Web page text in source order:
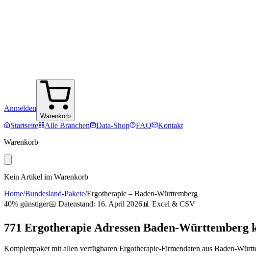
Anmelden
Warenkorb
Startseite Alle Branchen Data-Shop FAQ
Kontakt
Warenkorb
Kein Artikel im Warenkorb
Home/Bundesland-Pakete/Ergotherapie – Baden-Württemberg
40% günstiger📅 Datenstand: 16. April 2026📊 Excel & CSV
771 Ergotherapie Adressen Baden-Württemberg
Komplettpaket mit allen verfügbaren Ergotherapie-Firmendaten aus Baden-